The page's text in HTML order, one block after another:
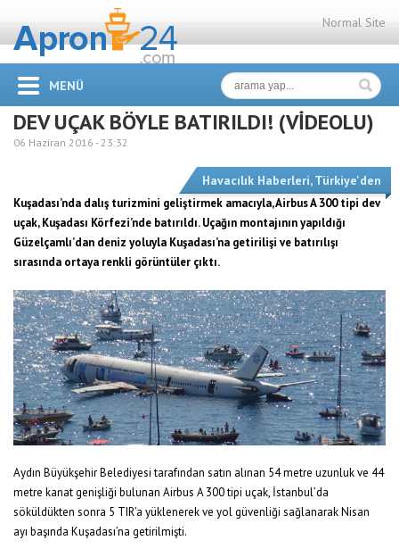
Normal Site
MENÜ
DEV UÇAK BÖYLE BATIRILDI! (VİDEOLU)
06 Haziran 2016 -23:32
Havacılık Haberleri,Türkiye'den
Kuşadası’nda dalış turizmini geliştirmek amacıyla, Airbus A 300 tipi dev
uçak, Kuşadası Körfezi’nde batırıldı. Uçağın montajının yapıldığı
Güzelçamlı’dan deniz yoluyla Kuşadası’na getirilişi ve batırılışı
sırasında ortaya renkli görüntüler çıktı.
Aydın Büyükşehir Belediyesi tarafından satın alınan 54 metre uzunluk ve 44
metre kanat genişliği bulunan Airbus A 300 tipi uçak, İstanbul’da
söküldükten sonra 5 TIR’a yüklenerek ve yol güvenliği sağlanarak Nisan
ayı başında Kuşadası’na getirilmişti.